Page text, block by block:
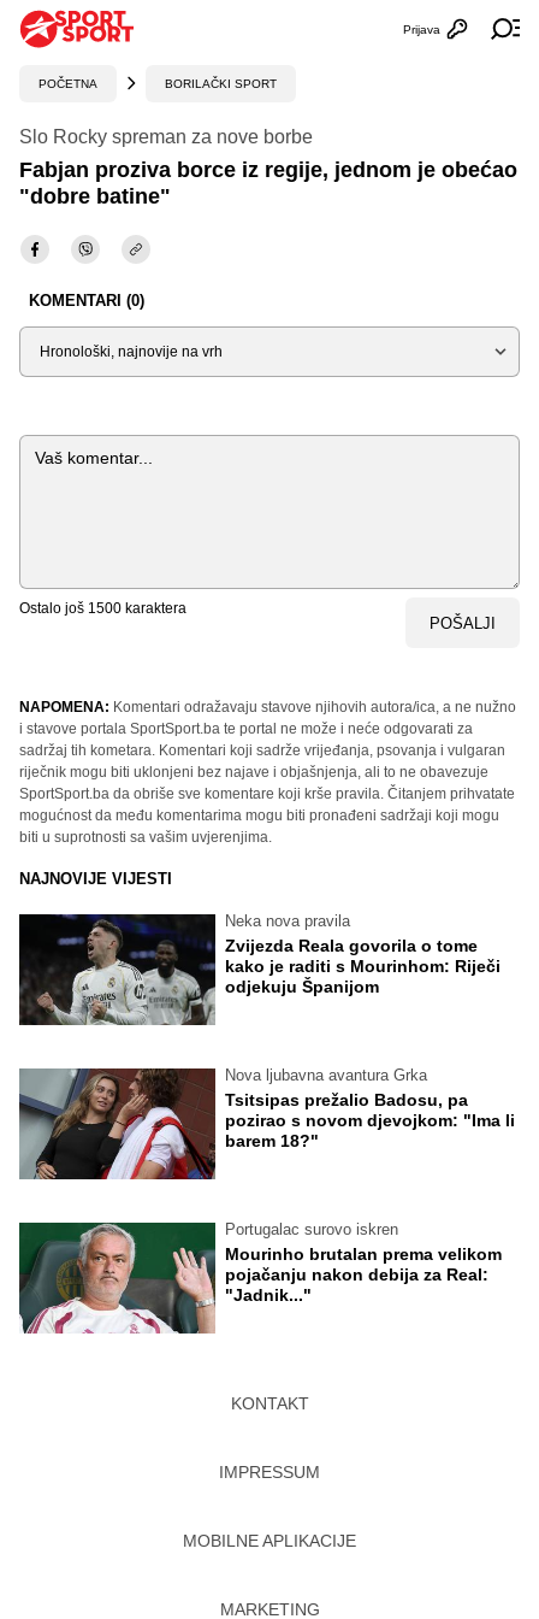
Otvori
Prijava
POČETNA BORILAČKI SPORT
Slo Rocky spreman za nove borbe
Fabjan proziva borce iz regije, jednom je obećao
"dobre batine"
KOMENTARI (0)
Sortiraj
Komentar
Ostalo još 1500 karaktera
POŠALJI
NAPOMENA: Komentari odražavaju stavove njihovih autora/ica, a ne nužno
i stavove portala SportSport.ba te portal ne može i neće odgovarati za
sadržaj tih kometara. Komentari koji sadrže vrijeđanja, psovanja i vulgaran
riječnik mogu biti uklonjeni bez najave i objašnjenja, ali to ne obavezuje
SportSport.ba da obriše sve komentare koji krše pravila. Čitanjem prihvatate
mogućnost da među komentarima mogu biti pronađeni sadržaji koji mogu
biti u suprotnosti sa vašim uvjerenjima.
NAJNOVIJE VIJESTI
Neka nova pravila
Zvijezda Reala govorila o tome
kako je raditi s Mourinhom: Riječi
odjekuju Španijom
Nova ljubavna avantura Grka
Tsitsipas prežalio Badosu, pa
pozirao s novom djevojkom: "Ima li
barem 18?"
Portugalac surovo iskren
Mourinho brutalan prema velikom
pojačanju nakon debija za Real:
"Jadnik..."
KONTAKT
IMPRESSUM
MOBILNE APLIKACIJE
MARKETING